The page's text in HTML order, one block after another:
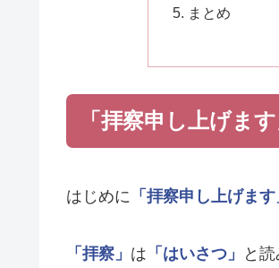
まとめ
「拝察申し上げま
はじめに 「拝察申し上げます
「拝察」 は 「はいさつ」 と読